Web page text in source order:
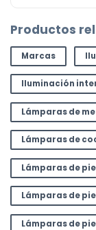
Productos
Marcas
Iluminación
Lámparas de
Lámparas de
Lámparas de pie
Lámparas de
Lámparas de